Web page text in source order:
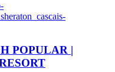
POPULAR |